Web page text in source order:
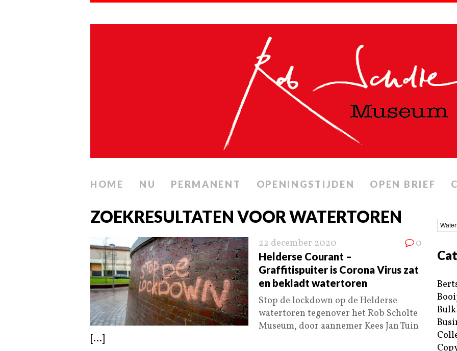
HOME NU PERMANENT OPENINGSTIJDEN OPEN BRIEF
ZOEKRESULTATEN VOOR WATERTOREN
22 december 2020 0
Helderse Courant –
Graffitispuiter is Corona Virus zat
en bekladt watertoren
Stop de lockdown op de Helderse
watertoren tegenover het Rob Scholte
Museum, door aannemer Kees Jan Tuin
[...]